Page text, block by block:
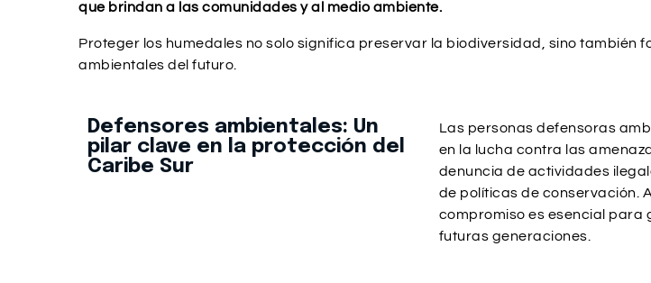
que brindan a las comunidades y al medio ambiente.
Proteger los humedales no solo significa preservar la biodiversidad, sino
ambientales del futuro.
Defensores ambientales: Un
pilar clave en la protección del
Caribe Sur
Las personas defensoras
en la lucha contra las
denuncia de actividades
de políticas de conservación.
compromiso es esencial para
futuras generaciones.